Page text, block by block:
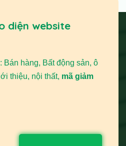
diện website
hàng, Bất động sản, ô
thiệu, nội thất, mã giảm